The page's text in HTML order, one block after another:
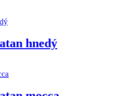
hnedý